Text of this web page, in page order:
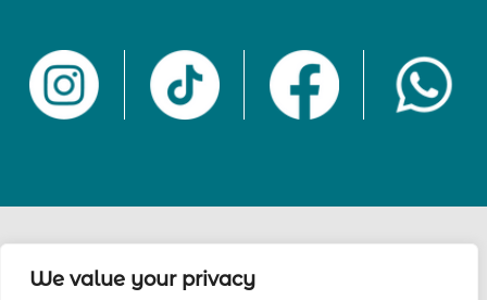
We value your privacy